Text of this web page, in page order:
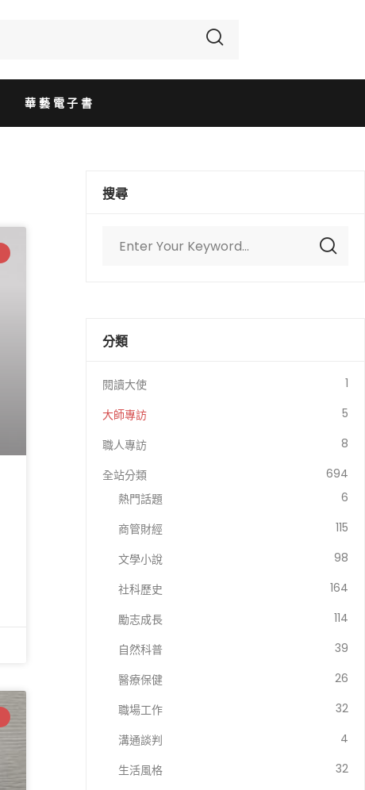
華藝電子書
搜尋
分類
閱讀大使
1
大師專訪
5
職人專訪
8
全站分類
694
熱門話題
6
商管財經
115
文學小說
98
社科歷史
164
勵志成長
114
自然科普
39
醫療保健
26
職場工作
32
溝通談判
4
生活風格
32